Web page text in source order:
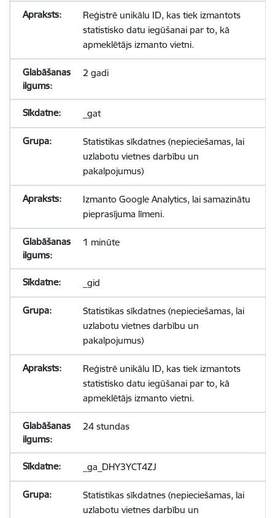
Reģistrē unikālu ID, kas tiek izmantots
statistisko datu iegūšanai par to, kā
apmeklētājs izmanto vietni.
2 gadi
_gat
Statistikas sīkdatnes (nepieciešamas, lai
uzlabotu vietnes darbību un
pakalpojumus)
Izmanto Google Analytics, lai samazinātu
pieprasījuma līmeni.
1 minūte
_gid
Statistikas sīkdatnes (nepieciešamas, lai
uzlabotu vietnes darbību un
pakalpojumus)
Reģistrē unikālu ID, kas tiek izmantots
statistisko datu iegūšanai par to, kā
apmeklētājs izmanto vietni.
24 stundas
_ga_DHY3YCT4ZJ
Statistikas sīkdatnes (nepieciešamas, lai
uzlabotu vietnes darbību un